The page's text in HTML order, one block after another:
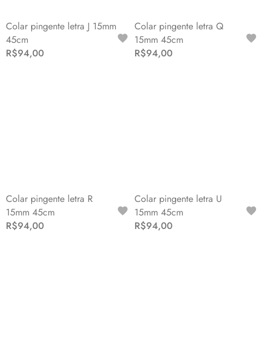
Colar pingente letra J 15mm
45cm
R$94,00
Colar pingente letra Q
15mm 45cm
R$94,00
Colar pingente letra R
15mm 45cm
R$94,00
Colar pingente letra U
15mm 45cm
R$94,00